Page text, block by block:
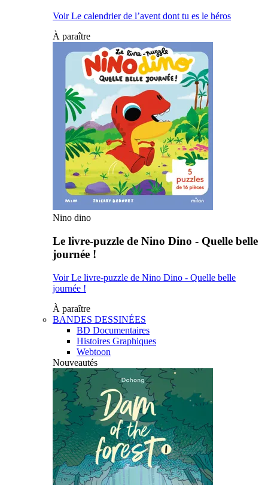
Voir Le calendrier de l’avent dont tu es le héros
À paraître
Nino dino
Le livre-puzzle de Nino Dino - Quelle belle
journée !
Voir Le livre-puzzle de Nino Dino - Quelle belle
journée !
À paraître
BANDES DESSINÉES
BD Documentaires
Histoires Graphiques
Webtoon
Nouveautés